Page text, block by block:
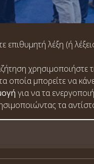
επιθυμητή λέξη (ή
χρησιμοποιήστε
οποία μπορείτε να
για να τα
τα